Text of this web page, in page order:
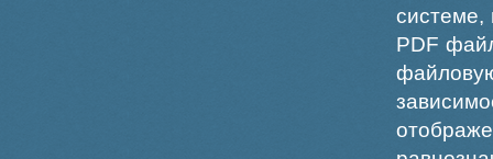
системе,
PDF